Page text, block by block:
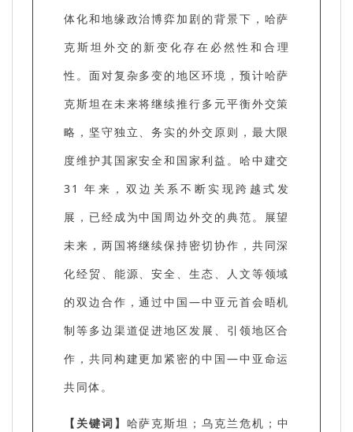
体化和地缘政治博弈加剧的背景下，哈萨
克斯坦外交的新变化存在必然性和合理
性。面对复杂多变的地区环境，预计哈萨
克斯坦在未来将继续推行多元平衡外交策
略，坚守独立、务实的外交原则，最大限
度维护其国家安全和国家利益。哈中建交
31 年来，双边关系不断实现跨越式发
展，已经成为中国周边外交的典范。展望
未来，两国将继续保持密切协作，共同深
化经贸、能源、安全、生态、人文等领域
的双边合作，通过中国—中亚元首会晤机
制等多边渠道促进地区发展、引领地区合
作，共同构建更加紧密的中国—中亚命运
共同体。
【关键词】 哈萨克斯坦；乌克兰危机；中